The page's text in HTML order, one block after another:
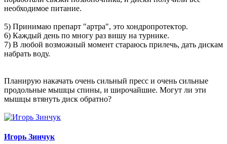
необходимое питание.
5) Принимаю препарт "артра", это хондропротектор.
6) Каждый день по многу раз вишу на турнике.
7) В любой возможный момент стараюсь прилечь, дать дискам
набрать воду.
Планирую накачать очень сильный пресс и очень сильные
продольные мышцы спины, и широчайшие. Могут ли эти
мышцы втянуть диск обратно?
Игорь Зинчук